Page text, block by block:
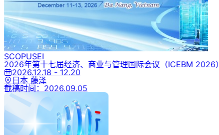
SCOPUSEI
2026年第十七届经济、商业与管理国际会议 （ICEBM 2026）
2026.12.18 - 12.20
日本 藤泽
截稿时间： 2026.09.05